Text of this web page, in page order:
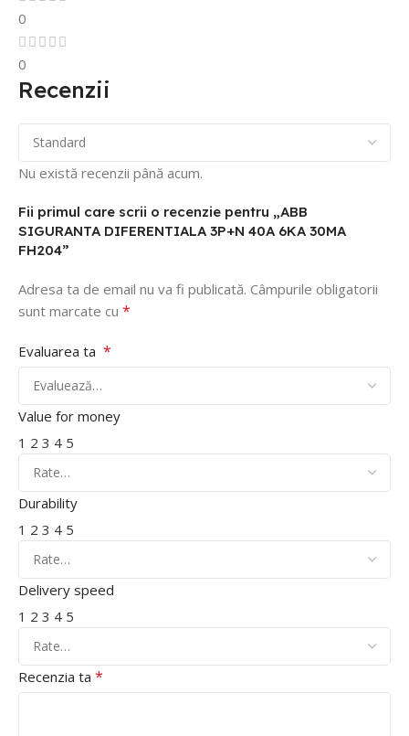
0
0
Recenzii
Nu există recenzii până acum.
Fii primul care scrii o recenzie pentru „ABB
SIGURANTA DIFERENTIALA 3P+N 40A 6KA 30MA
FH204”
Adresa ta de email nu va fi publicată. Câmpurile obligatorii
sunt marcate cu *
Evaluarea ta *
Value for money
1 2 3 4 5
Durability
1 2 3 4 5
Delivery speed
1 2 3 4 5
Recenzia ta *